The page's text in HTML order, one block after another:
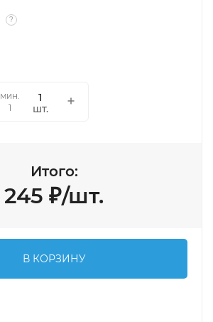
?
мин.
1
шт.
Итого:
245 ₽/шт.
В КОРЗИНУ